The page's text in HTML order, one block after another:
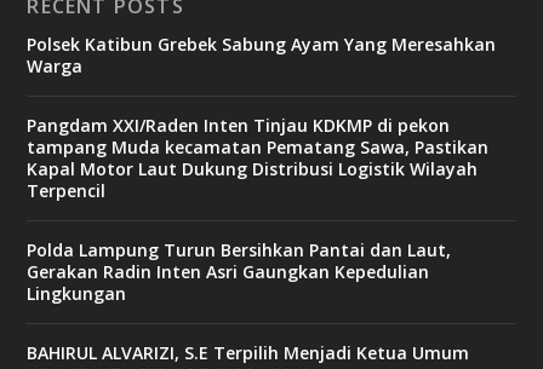
RECENT POSTS
Polsek Katibun Grebek Sabung Ayam Yang Meresahkan
Warga
Pangdam XXI/Raden Inten Tinjau KDKMP di pekon
tampang Muda kecamatan Pematang Sawa, Pastikan
Kapal Motor Laut Dukung Distribusi Logistik Wilayah
Terpencil
Polda Lampung Turun Bersihkan Pantai dan Laut,
Gerakan Radin Inten Asri Gaungkan Kepedulian
Lingkungan
BAHIRUL ALVARIZI, S.E Terpilih Menjadi Ketua Umum